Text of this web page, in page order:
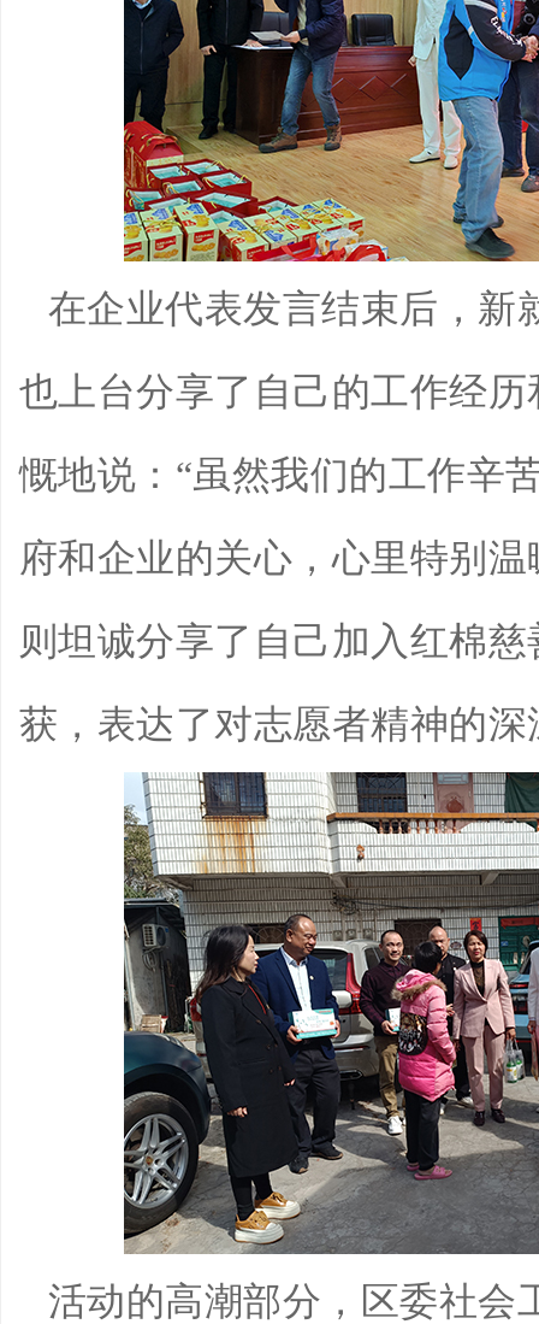
在企业代表发言结束后，新
也上台分享了自己的工作经
慨地说：“虽然我们的工作辛
府和企业的关心，心里特别
则坦诚分享了自己加入红棉
获，表达了对志愿者精神的深
活动的高潮部分，区委社会